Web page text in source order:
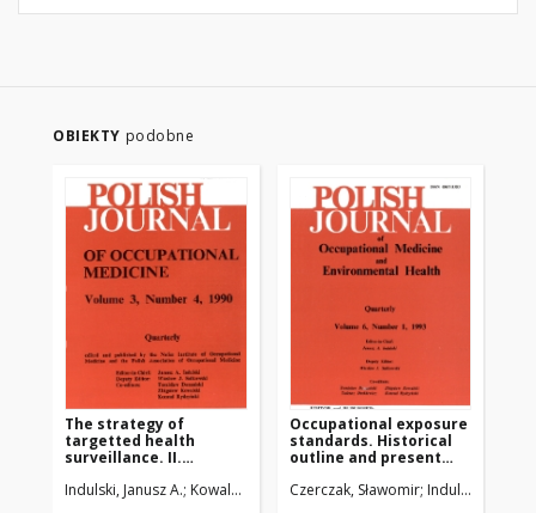
OBIEKTY podobne
The strategy of
targetted health
surveillance. II.
susceptibility to
Indulski, Janusz A. Kowalski, Zbigniew
Occupational exposure
standards. Historical
outline and present
Czerczak, Sławomir Indulski, Janusz